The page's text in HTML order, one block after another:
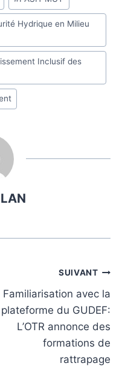
Hydrique en Milieu
Inclusif des
SUIVANT
Familiarisation avec la
plateforme du GUDEF:
L’OTR annonce des
formations de
rattrapage